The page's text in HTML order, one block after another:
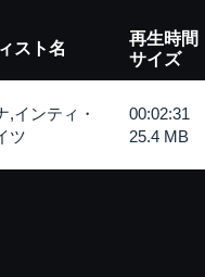
スト名
再生時間
サイズ
,インティ・
ツ
00:02:31
25.4 MB